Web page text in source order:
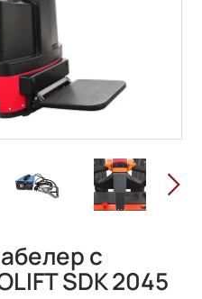
с
SDK 2045